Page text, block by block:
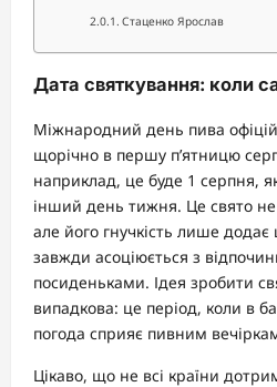
Стаценко Ярослав
Дата святкування: коли
Міжнародний день пива
щорічно в першу п’ятницю
наприклад, це буде 1 серпня,
інший день тижня. Це свято не
але його гнучкість лише
завжди асоціюється з
посиденьками. Ідея зробити
випадкова: це період, коли в
погода сприяє пивним
Цікаво, що не всі країни